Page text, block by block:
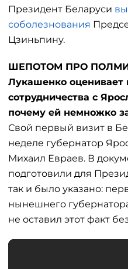
Президент Беларуси
соболезнования
Цзиньпину.
ШЕПОТОМ ПРО
Лукашенко оценивает
сотрудничества с
почему ей немножко
Свой первый визит в
неделе губернатор
Михаил Евраев. В
подготовили для
так и было указано:
нынешнего
не оставил этот факт